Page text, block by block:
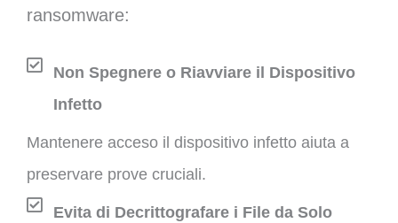
ransomware:
Non Spegnere o Riavviare il Dispositivo
Infetto
Mantenere acceso il dispositivo infetto aiuta a
preservare prove cruciali.
Evita di Decrittografare i File da Solo